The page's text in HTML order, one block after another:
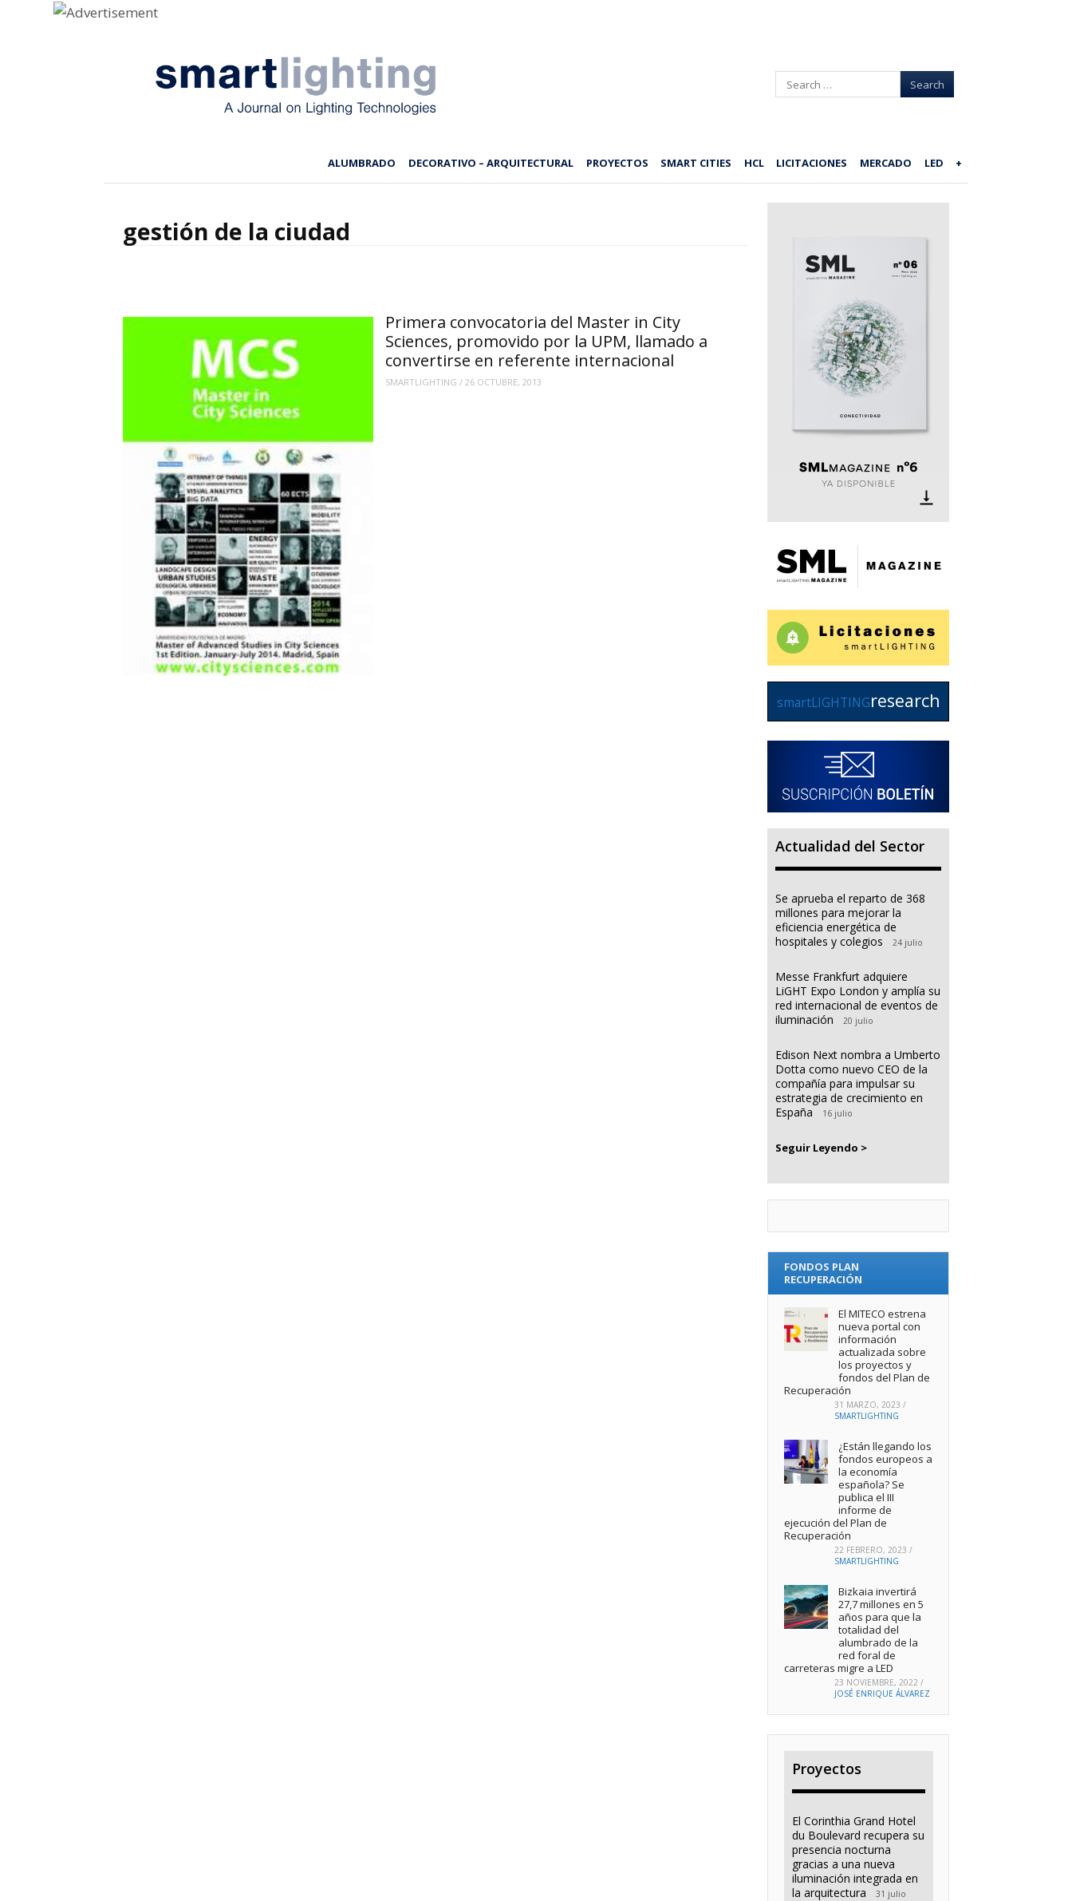
Search
ALUMBRADO DECORATIVO – ARQUITECTURAL PROYECTOS SMART CITIES HCL LICITACIONES MERCADO LED +
gestión de la ciudad
Primera convocatoria del Master in City
Sciences, promovido por la UPM, llamado a
convertirse en referente internacional
SMARTLIGHTING / 26 OCTUBRE, 2013
smartLIGHTINGresearch
Actualidad del Sector
Se aprueba el reparto de 368
millones para mejorar la
eficiencia energética de
hospitales y colegios
24 julio
Messe Frankfurt adquiere
LiGHT Expo London y amplía su
red internacional de eventos de
iluminación
20 julio
Edison Next nombra a Umberto
Dotta como nuevo CEO de la
compañía para impulsar su
estrategia de crecimiento en
España
16 julio
Seguir Leyendo >
FONDOS PLAN
RECUPERACIÓN
El MITECO estrena
nueva portal con
información
actualizada sobre
los proyectos y
fondos del Plan de
Recuperación
31 MARZO, 2023 /
SMARTLIGHTING
¿Están llegando los
fondos europeos a
la economía
española? Se
publica el III
informe de
ejecución del Plan de
Recuperación
22 FEBRERO, 2023 /
SMARTLIGHTING
Bizkaia invertirá
27,7 millones en 5
años para que la
totalidad del
alumbrado de la
red foral de
carreteras migre a LED
23 NOVIEMBRE, 2022 /
JOSÉ ENRIQUE ÁLVAREZ
Proyectos
El Corinthia Grand Hotel
du Boulevard recupera su
presencia nocturna
gracias a una nueva
iluminación integrada en
la arquitectura
31 julio